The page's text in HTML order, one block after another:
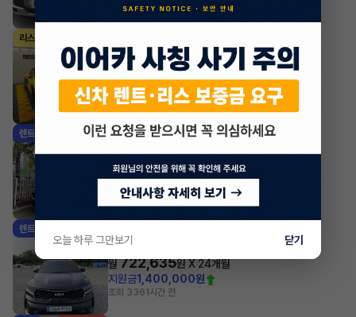
조회 1,528방금전
리스
2024년 4.0 Boxster GTS
월 1,508,200 원 X40 개월
지원금25,000,000원
조회 8111시간 전
렌트 기아 카니발
월642,851원 X34개월
조회 3,843 1시간 전
렌트
2023년
월 722,635원 X 24개월
지원금1,400,000원
조회 3361시간 전
오늘 하루 그만보기 닫기